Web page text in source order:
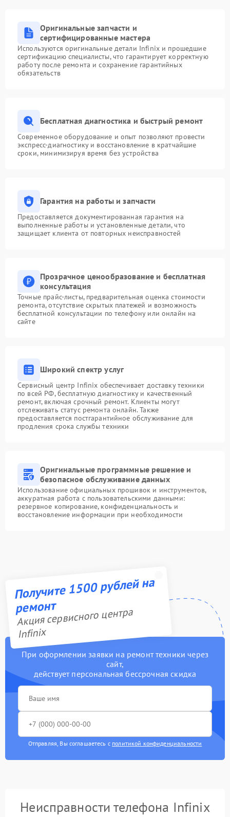
Оригинальные запчасти и
сертифицированные мастера
Используются оригинальные детали Infinix и прошедшие
сертификацию специалисты, что гарантирует корректную
работу после ремонта и сохранение гарантийных
обязательств
Бесплатная диагностика и быстрый ремонт
Современное оборудование и опыт позволяют провести
экспресс-диагностику и восстановление в кратчайшие
сроки, минимизируя время без устройства
Гарантия на работы и запчасти
Предоставляется документированная гарантия на
выполненные работы и установленные детали, что
защищает клиента от повторных неисправностей
Прозрачное ценообразование и бесплатная
консультация
Точные прайс-листы, предварительная оценка стоимости
ремонта, отсутствие скрытых платежей и возможность
бесплатной консультации по телефону или онлайн на
сайте
Широкий спектр услуг
Сервисный центр Infinix обеспечивает доставку техники
по всей РФ, бесплатную диагностику и качественный
ремонт, включая срочный ремонт. Клиенты могут
отслеживать статус ремонта онлайн. Также
предоставляется постгарантийное обслуживание для
продления срока службы техники
Оригинальные программные решение и
безопасное обслуживание данных
Использование официальных прошивок и инструментов,
аккуратная работа с пользовательскими данными:
резервное копирование, конфиденциальность и
восстановление информации при необходимости
Получите 1500 рублей на
ремонт
Акция сервисного центра
Infinix
При оформлении заявки на ремонт техники через
сайт,
действует персональная бессрочная скидка
Отправляя, Вы соглашаетесь с политикой конфиденциальности
Неисправности телефона Infinix